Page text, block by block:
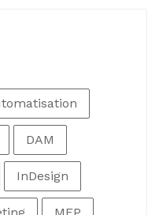
DAM
InDesign